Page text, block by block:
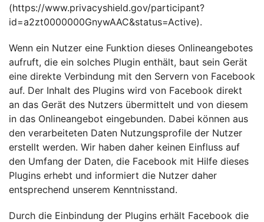
(https://www.privacyshield.gov/participant?
id=a2zt0000000GnywAAC&status=Active).
Wenn ein Nutzer eine Funktion dieses Onlineangebotes
aufruft, die ein solches Plugin enthält, baut sein Gerät
eine direkte Verbindung mit den Servern von Facebook
auf. Der Inhalt des Plugins wird von Facebook direkt
an das Gerät des Nutzers übermittelt und von diesem
in das Onlineangebot eingebunden. Dabei können aus
den verarbeiteten Daten Nutzungsprofile der Nutzer
erstellt werden. Wir haben daher keinen Einfluss auf
den Umfang der Daten, die Facebook mit Hilfe dieses
Plugins erhebt und informiert die Nutzer daher
entsprechend unserem Kenntnisstand.
Durch die Einbindung der Plugins erhält Facebook die